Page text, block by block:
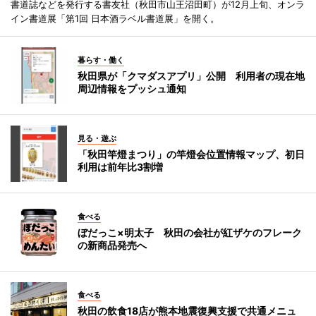
書道誌などを発行する書友社（秋田市山王沼田町）が12月上旬、オンラ
イン書道展「第1回 日本酒ラベル書道展」を開く。
暮らす・働く
秋田県が「クマダスアプリ」公開 利用者の現在地
周辺情報をプッシュ通知
見る・遊ぶ
「秋田竿燈まつり」の竿燈会位置情報マップ、初日
利用は前年比3割増
食べる
ぼだっこ×明太子 秋田の会社が紅ザケのフレーク
の新商品発売へ
食べる
秋田の飲食18店が熊本地震復興支援で共通メニュ